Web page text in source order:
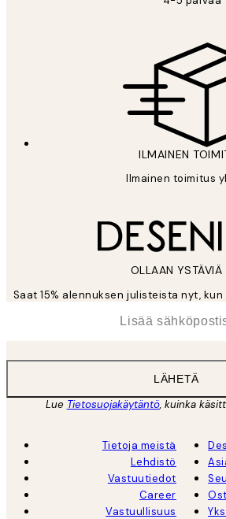
ILMAINEN
Ilmainen toimitus
OLLAAN YSTÄVIÄ
Saat 15% alennuksen julisteista nyt,
LÄHETÄ
Lue Tietosuojakäytäntö, kuinka
Tietoja meistä
Lehdistö
Vastuutiedot
Career
Vastuullisuus